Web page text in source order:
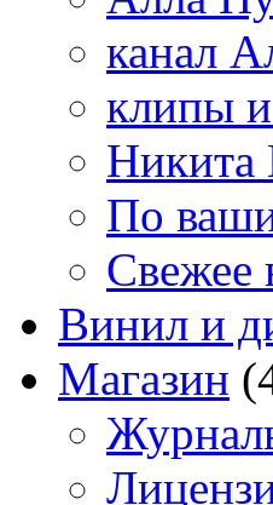
канал
клипы
Никита
По
Свежее
Винил и
Магазин